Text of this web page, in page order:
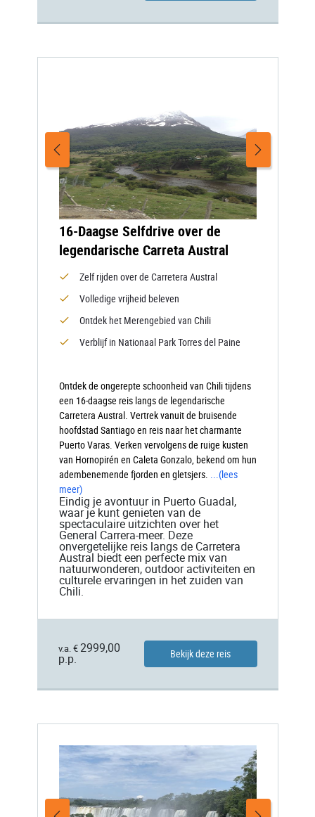
16-Daagse Selfdrive over de
legendarische Carreta Austral
Zelf rijden over de Carretera Austral
Volledige vrijheid beleven
Ontdek het Merengebied van Chili
Verblijf in Nationaal Park Torres del Paine
Ontdek de ongerepte schoonheid van Chili tijdens
een 16-daagse reis langs de legendarische
Carretera Austral. Vertrek vanuit de bruisende
hoofdstad Santiago en reis naar het charmante
Puerto Varas. Verken vervolgens de ruige kusten
van Hornopirén en Caleta Gonzalo, bekend om hun
adembenemende fjorden en gletsjers. ...(lees
meer)
Eindig je avontuur in Puerto Guadal,
waar je kunt genieten van de
spectaculaire uitzichten over het
General Carrera-meer. Deze
onvergetelijke reis langs de Carretera
Austral biedt een perfecte mix van
natuurwonderen, outdoor activiteiten en
culturele ervaringen in het zuiden van
Chili.
v.a. € 2999,00
p.p.
Bekijk deze reis